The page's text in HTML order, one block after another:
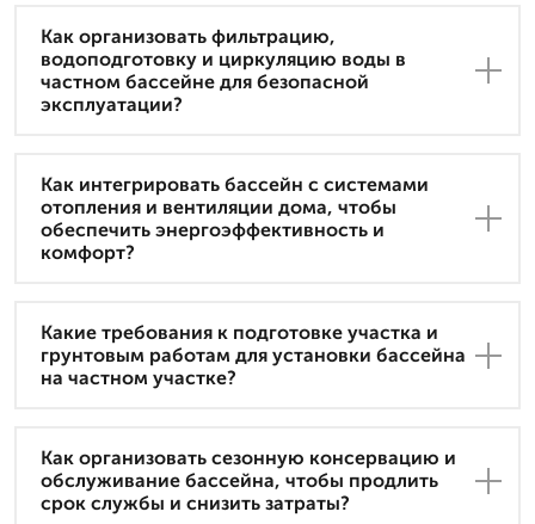
Как организовать фильтрацию,
водоподготовку и циркуляцию воды в
частном бассейне для безопасной
эксплуатации?
Как интегрировать бассейн с системами
отопления и вентиляции дома, чтобы
обеспечить энергоэффективность и
комфорт?
Какие требования к подготовке участка и
грунтовым работам для установки бассейна
на частном участке?
Как организовать сезонную консервацию и
обслуживание бассейна, чтобы продлить
срок службы и снизить затраты?